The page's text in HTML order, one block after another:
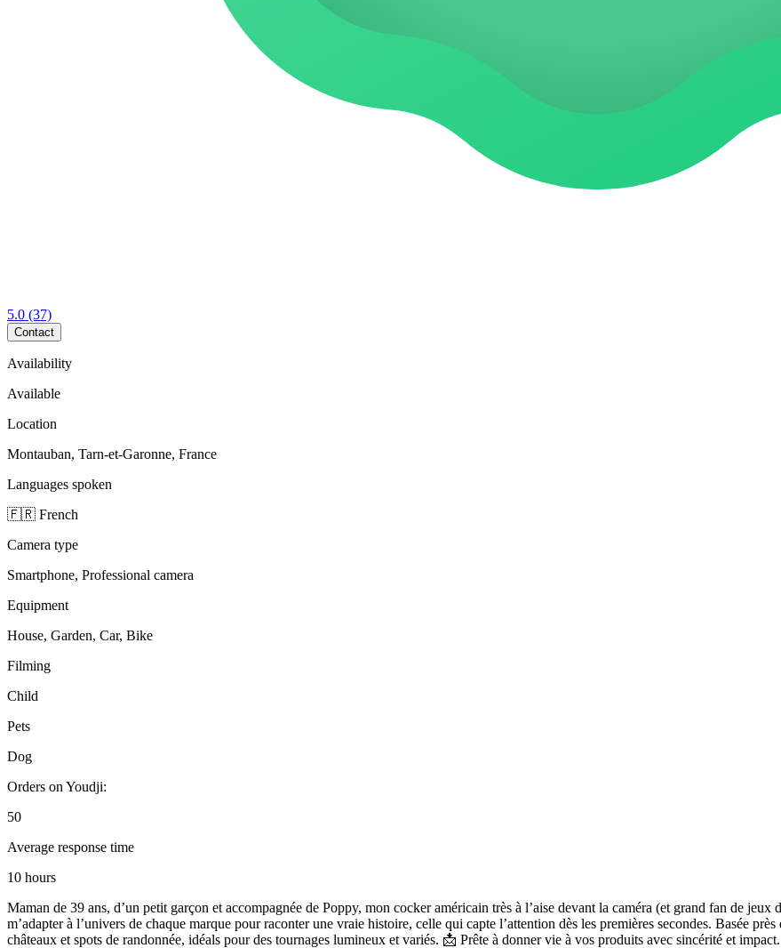
5.0 (37)
Contact
Availability
Available
Location
Montauban, Tarn-et-Garonne, France
Languages spoken
🇫🇷 French
Camera type
Smartphone, Professional camera
Equipment
House, Garden, Car, Bike
Filming
Child
Pets
Dog
Orders on Youdji:
50
Average response time
10 hours
Maman de 39 ans, d’un petit garçon et accompagnée de Poppy, mon cocker américain très à l’aise devant la caméra (et grand fan de
m’adapter à l’univers de chaque marque pour raconter une vraie histoire, celle qui capte l’attention dès les premières secondes. Basée
châteaux et spots de randonnée, idéals pour des tournages lumineux et variés. 📩 Prête à donner vie à vos produits avec sincérité et impact.